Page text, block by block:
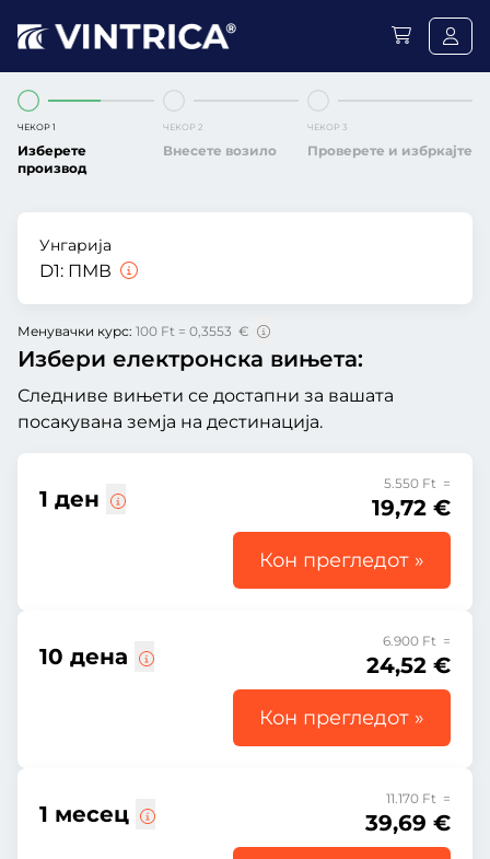
ЧЕКОР 1
Изберете
производ
ЧЕКОР 2
Внесете возило
ЧЕКОР 3
Проверете и избркајте
Унгарија
D1: ПМВ
Менувачки курс: 100 Ft = 0,3553 €
Избери електронска вињета:
Следниве вињети се достапни за вашата
посакувана земја на дестинација.
1 ден
5.550 Ft =
19,72 €
Кон прегледот »
10 дена
6.900 Ft =
24,52 €
Кон прегледот »
1 месец
11.170 Ft =
39,69 €